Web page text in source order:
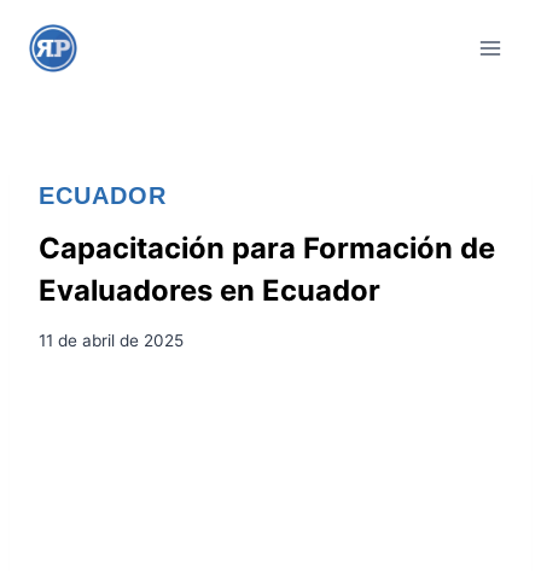
ECUADOR
Capacitación para Formación de
Evaluadores en Ecuador
11 de abril de 2025